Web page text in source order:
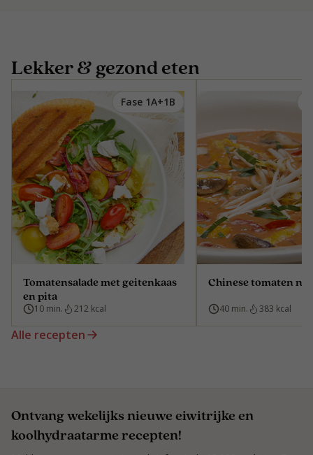
Lekker & gezond eten
Fase 1A+1B
Tomatensalade met geitenkaas
en pita
10 min. 212 kcal
Chinese tomaten
40 min. 383 kcal
Alle recepten
Ontvang wekelijks nieuwe eiwitrijke en
koolhydraatarme recepten!